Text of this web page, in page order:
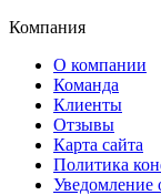
Компания
О компании
Команда
Клиенты
Отзывы
Карта сайта
Политика
Уведомление